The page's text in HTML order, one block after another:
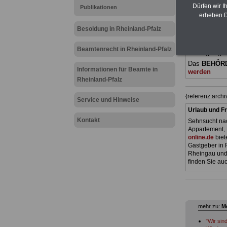
Publikationen
Besoldung in Rheinland-Pfalz
Beamtenrecht in Rheinland-Pfalz
Informationen für Beamte in
Rheinland-Pfalz
Service und Hinweise
Kontakt
(Bund/
Ländern.
Das
werden
Urlaub und
Sehnsucht
Appartement,
online.de
Gastgeber in
Rheingau
finden Sie
mehr zu:
"Wir
Dürfen wir
erheben